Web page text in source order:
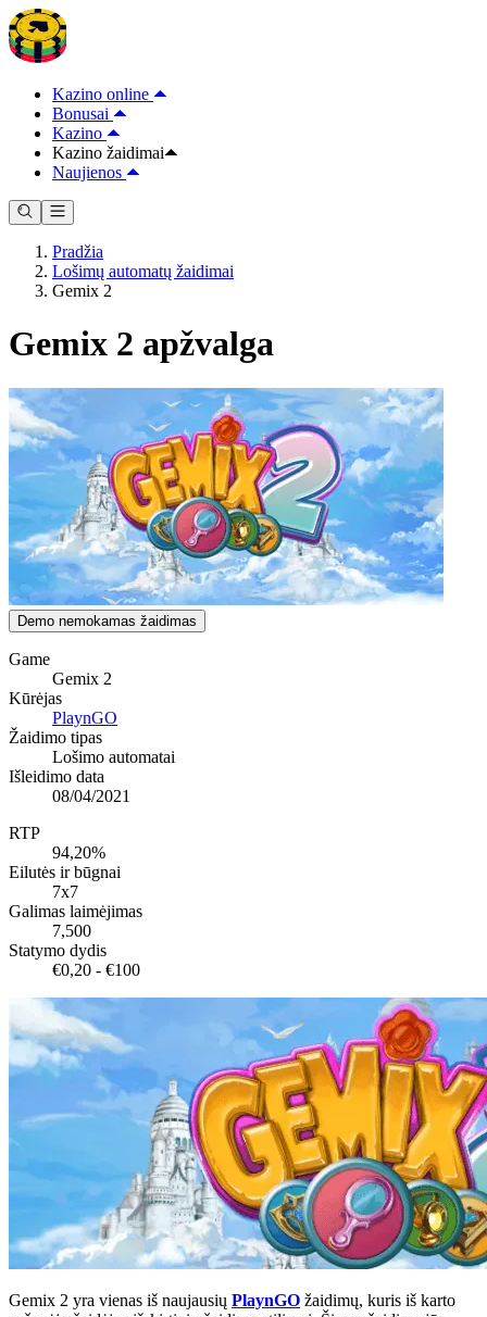
Kazino online
Bonusai
Kazino
Kazino žaidimai
Naujienos
Pradžia
Lošimų automatų žaidimai
Gemix 2
Gemix 2 apžvalga
Demo nemokamas žaidimas
Game
Gemix 2
Kūrėjas
PlaynGO
Žaidimo tipas
Lošimo automatai
Išleidimo data
08/04/2021
RTP
94,20%
Eilutės ir būgnai
7x7
Galimas laimėjimas
7,500
Statymo dydis
€0,20 - €100
Gemix 2 yra vienas iš naujausių PlaynGO žaidimų, kuris iš karto